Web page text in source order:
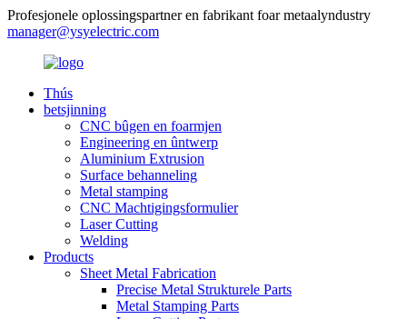
Profesjonele oplossingspartner en fabrikant foar metaalyndustry
manager@ysyelectric.com
Thús
betsjinning
CNC bûgen en foarmjen
Engineering en ûntwerp
Aluminium Extrusion
Surface behanneling
Metal stamping
CNC Machtigingsformulier
Laser Cutting
Welding
Products
Sheet Metal Fabrication
Precise Metal Strukturele Parts
Metal Stamping Parts